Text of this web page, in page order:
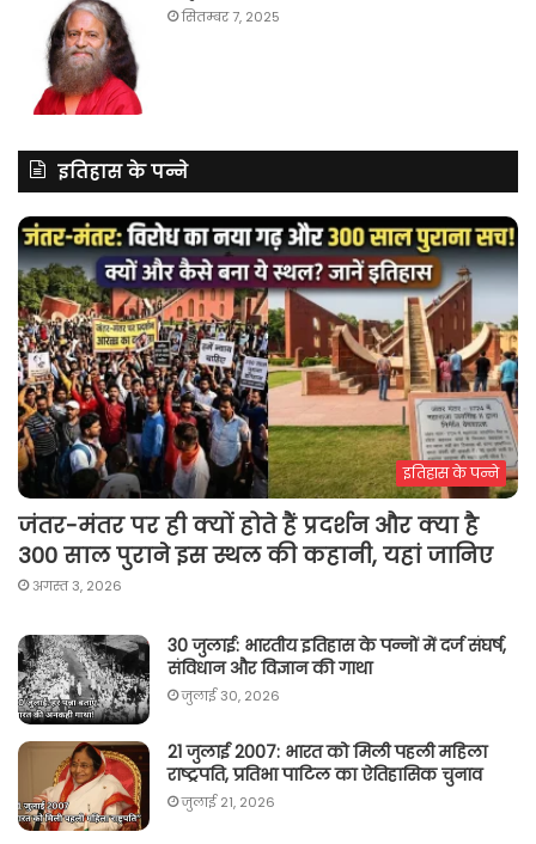
सितम्बर 7, 2025
इतिहास के पन्ने
इतिहास के पन्ने
जंतर-मंतर पर ही क्यों होते हैं प्रदर्शन और क्या है
300 साल पुराने इस स्थल की कहानी, यहां जानिए
अगस्त 3, 2026
30 जुलाई: भारतीय इतिहास के पन्नों में दर्ज संघर्ष,
संविधान और विज्ञान की गाथा
जुलाई 30, 2026
21 जुलाई 2007: भारत को मिली पहली महिला
राष्ट्रपति, प्रतिभा पाटिल का ऐतिहासिक चुनाव
जुलाई 21, 2026